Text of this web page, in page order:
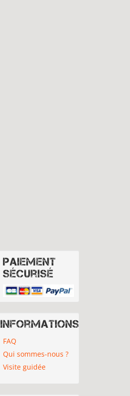
Paiement
sécurisé
Informations
FAQ
Qui sommes-nous ?
Visite guidée